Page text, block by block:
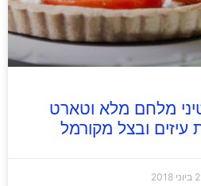
מלחם מלא וטארט
עיזים ובצל מקורמל
2018